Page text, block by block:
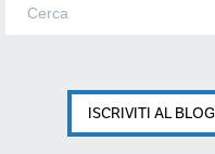
ISCRIVITI AL BLOG